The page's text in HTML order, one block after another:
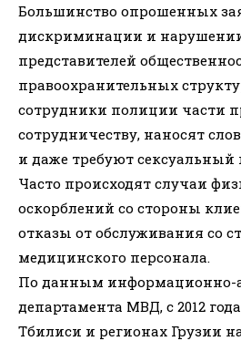
Большинство опрошенных
дискриминации и
представителей
правоохранительных
сотрудники полиции части
сотрудничеству, наносят
и даже требуют сексуальный
Часто происходят случаи
оскорблений со стороны
отказы от обслуживания со
медицинского персонала.
По данным информационно-
департамента МВД, с 2012
Тбилиси и регионах Грузии